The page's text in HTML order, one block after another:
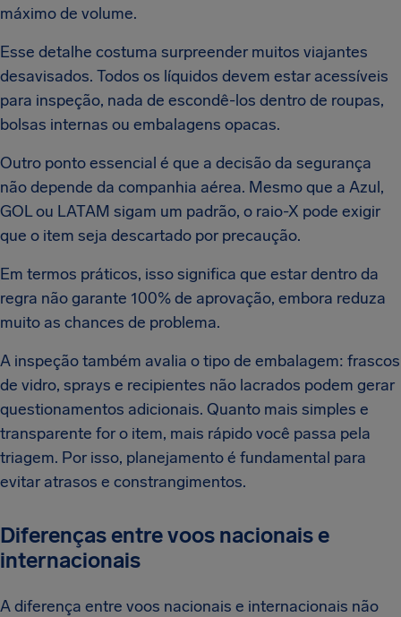
máximo de volume.
Esse detalhe costuma surpreender muitos viajantes
desavisados. Todos os líquidos devem estar acessíveis
para inspeção, nada de escondê-los dentro de roupas,
bolsas internas ou embalagens opacas.
Outro ponto essencial é que a decisão da segurança
não depende da companhia aérea. Mesmo que a Azul,
GOL ou LATAM sigam um padrão, o raio-X pode exigir
que o item seja descartado por precaução.
Em termos práticos, isso significa que estar dentro da
regra não garante 100% de aprovação, embora reduza
muito as chances de problema.
A inspeção também avalia o tipo de embalagem: frascos
de vidro, sprays e recipientes não lacrados podem gerar
questionamentos adicionais. Quanto mais simples e
transparente for o item, mais rápido você passa pela
triagem. Por isso, planejamento é fundamental para
evitar atrasos e constrangimentos.
Diferenças entre voos nacionais e
internacionais
A diferença entre voos nacionais e internacionais não